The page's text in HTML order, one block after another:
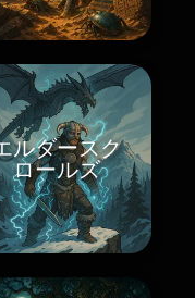
ルダースク
ロールズ